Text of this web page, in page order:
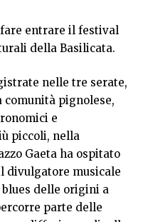
entrare il festival
della Basilicata.
nelle tre serate,
pignolese,
e
piccoli, nella
Gaeta ha ospitato
divulgatore musicale
delle origini a
parte delle